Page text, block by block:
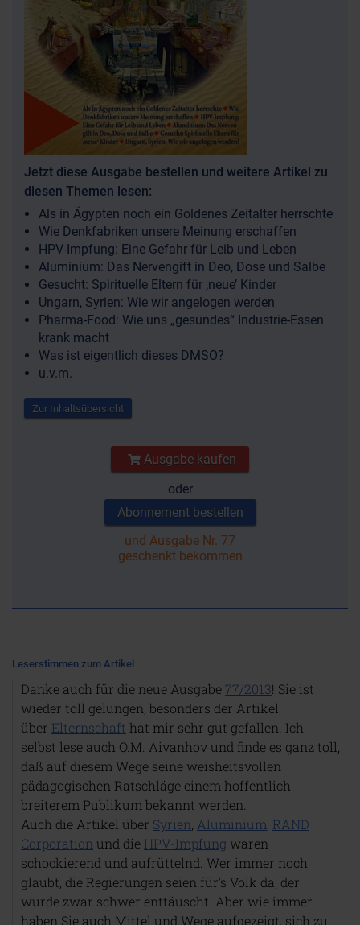
Jetzt diese Ausgabe bestellen und weitere Artikel zu
diesen Themen lesen:
Als in Ägypten noch ein Goldenes Zeitalter herrschte
Wie Denkfabriken unsere Meinung erschaffen
HPV-Impfung: Eine Gefahr für Leib und Leben
Aluminium: Das Nervengift in Deo, Dose und Salbe
Gesucht: Spirituelle Eltern für ‚neue’ Kinder
Ungarn, Syrien: Wie wir angelogen werden
Pharma-Food: Wie uns „gesundes“ Industrie-Essen
krank macht
Was ist eigentlich dieses DMSO?
u.v.m.
Zur Inhaltsübersicht
Ausgabe kaufen
oder
Abonnement bestellen
und Ausgabe Nr. 77
geschenkt bekommen
Leserstimmen zum Artikel
Danke auch für die neue Ausgabe 77/2013! Sie ist
wieder toll gelungen, besonders der Artikel
über Elternschaft hat mir sehr gut gefallen. Ich
selbst lese auch O.M. Aivanhov und finde es ganz toll,
daß auf diesem Wege seine weisheitsvollen
pädagogischen Ratschläge einem hoffentlich
breiterem Publikum bekannt werden.
Auch die Artikel über Syrien, Aluminium, RAND
Corporation und die HPV-Impfung waren
schockierend und aufrüttelnd. Wer immer noch
glaubt, die Regierungen seien für's Volk da, der
wurde zwar schwer enttäuscht. Aber wie immer
haben Sie auch Mittel und Wege aufgezeigt, sich zu